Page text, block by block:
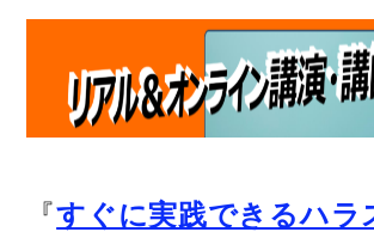
『すぐに実践できるハラ